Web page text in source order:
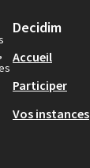
Decidim
Accueil
Participer
Vos instances